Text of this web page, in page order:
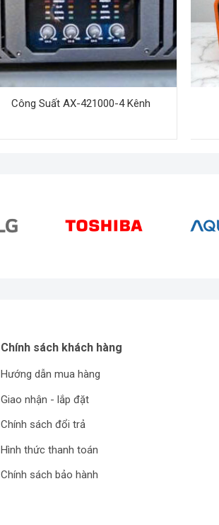
Công Suất AX-421000-4 Kênh
Chính sách khách hàng
Hướng dẫn mua hàng
Giao nhận - lắp đặt
Chính sách đổi trả
Hình thức thanh toán
Chính sách bảo hành